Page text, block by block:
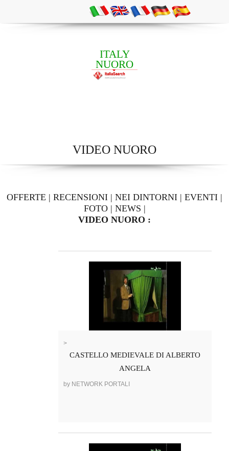
ITALY
NUORO
VIDEO NUORO
OFFERTE | RECENSIONI | NEI DINTORNI | EVENTI |
FOTO| NEWS |
VIDEO NUORO :
>
CASTELLO MEDIEVALE DI ALBERTO
ANGELA
by NETWORK PORTALI